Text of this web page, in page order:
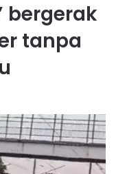
bergerak
tanpa